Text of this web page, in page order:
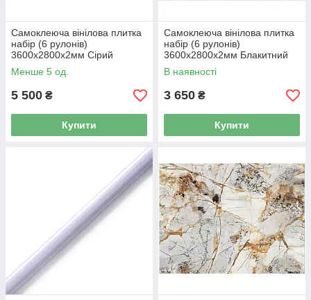
Самоклеюча вінілова плитка
набір (6 рулонів)
3600х2800х2мм Сірий
мармур SW-00001447
Менше 5 од.
5 500 ₴
Купити
Самоклеюча вінілова плитка
набір (6 рулонів)
3600х2800х2мм Блакитний
SW-00001449
В наявності
3 650 ₴
Купити